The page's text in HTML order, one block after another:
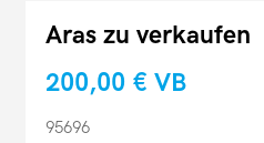
Aras zu verkaufen
200,00 € VB
95696